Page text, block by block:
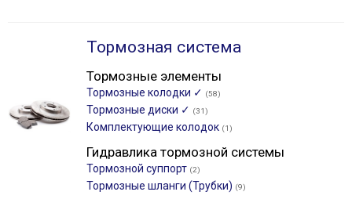
Тормозная система
Тормозные элементы
Тормозные колодки ✓ (58)
Тормозные диски ✓ (31)
Комплектующие колодок (1)
Гидравлика тормозной системы
Тормозной суппорт (2)
Тормозные шланги (Трубки) (9)